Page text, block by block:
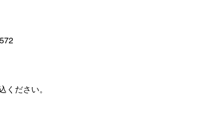
ださい。